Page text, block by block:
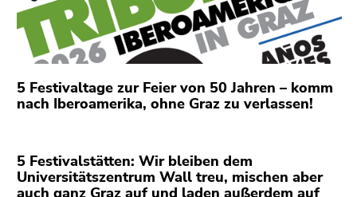
Zur
Positionsanzeige
(Zugriffstaste
2)
Zur
Hauptnavigation
Zu
den
5 Festivaltage zur Feier von 50 Jahren – komm
nach Iberoamerika, ohne Graz zu verlassen!
5 Festivalstätten: Wir bleiben dem
Universitätszentrum Wall treu, mischen aber